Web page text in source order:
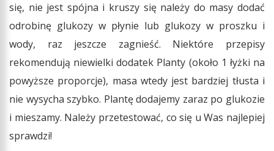
się, nie jest spójna i kruszy się należy do masy dodać
odrobinę glukozy w płynie lub glukozy w proszku i
wody, raz jeszcze zagnieść. Niektóre przepisy
rekomendują niewielki dodatek Planty (około 1 łyżki na
powyższe proporcje), masa wtedy jest bardziej tłusta i
nie wysycha szybko. Plantę dodajemy zaraz po glukozie
i mieszamy. Należy przetestować, co się u Was najlepiej
sprawdzi!